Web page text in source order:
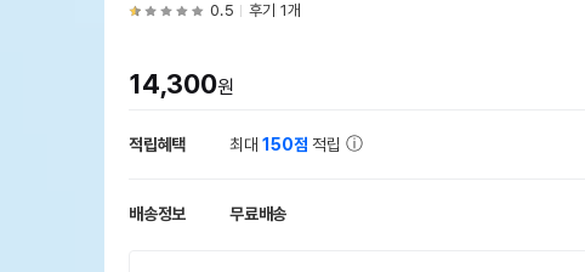
0.5 후기 1개
14,300원
적립혜택 최대150점 적립
배송정보 무료배송